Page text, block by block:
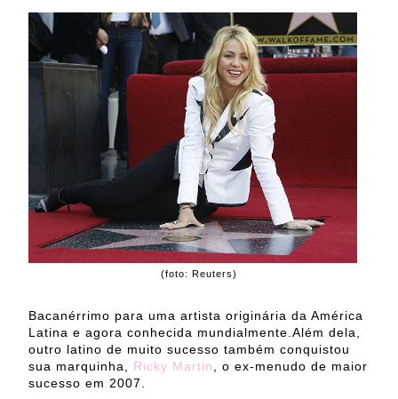
(foto: Reuters)
Bacanérrimo para uma artista originária da América
Latina e agora conhecida mundialmente.Além dela,
outro latino de muito sucesso também conquistou
sua marquinha, Ricky Martin
, o ex-menudo de maior
sucesso em 2007.